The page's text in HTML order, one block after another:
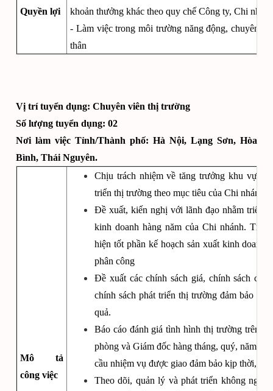
Quyền lợi
khoản thưởng khác theo quy chế Công ty, Chi
- Làm việc trong môi trường năng động, chuyên
thân
Vị trí tuyển dụng: Chuyên viên thị trường
Số lượng tuyển dụng: 02
Nơi làm việc Tỉnh/Thành phố: Hà Nội, Lạng Sơn, Hòa
Bình, Thái Nguyên.
Mô tả
công việc
Chịu trách nhiệm về tăng trưởng khu vực
triển thị trường theo mục tiêu của Chi nhánh.
Đề xuất, kiến nghị với lãnh đạo nhằm triển
kinh doanh hàng năm của Chi nhánh.
hiện tốt phần kế hoạch sản xuất kinh
phân công
Đề xuất các chính sách giá, chính sách
chính sách phát triển thị trường đảm bảo
quả.
Báo cáo đánh giá tình hình thị trường trên
phòng và Giám đốc hàng tháng, quý, năm và
cầu nhiệm vụ được giao đảm bảo kịp thời,
Theo dõi, quản lý và phát triển không